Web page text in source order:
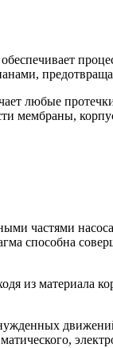
любые
мембраны,
частями
способна
из материала